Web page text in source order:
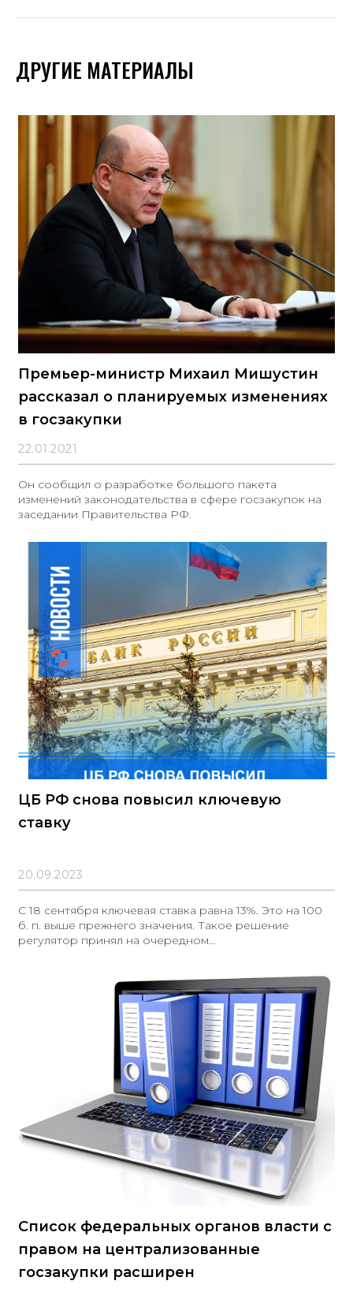
ДРУГИЕ МАТЕРИАЛЫ
Премьер-министр Михаил Мишустин
рассказал о планируемых изменениях
в госзакупки
22.01.2021
Он сообщил о разработке большого пакета
изменений законодательства в сфере госзакупок на
заседании Правительства РФ.
ЦБ РФ снова повысил ключевую
ставку
20.09.2023
С 18 сентября ключевая ставка равна 13%. Это на 100
б. п. выше прежнего значения. Такое решение
регулятор принял на очередном
Список федеральных органов власти с
правом на централизованные
госзакупки расширен